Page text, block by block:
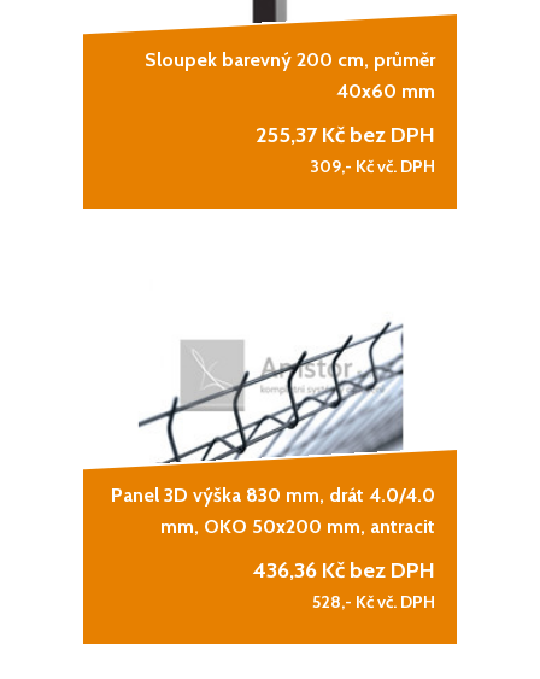
Sloupek barevný 200 cm, průměr
40x60 mm
255,37 Kč bez DPH
309,- Kč vč. DPH
Panel 3D výška 830 mm, drát 4.0/4.0
mm, OKO 50x200 mm, antracit
436,36 Kč bez DPH
528,- Kč vč. DPH